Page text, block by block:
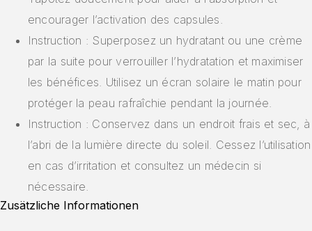
encourager l’activation des capsules.
Instruction : Superposez un hydratant ou une crème
par la suite pour verrouiller l’hydratation et maximiser
les bénéfices. Utilisez un écran solaire le matin pour
protéger la peau rafraîchie pendant la journée.
Instruction : Conservez dans un endroit frais et sec, à
l’abri de la lumière directe du soleil. Cessez l’utilisation
en cas d’irritation et consultez un médecin si
nécessaire.
Zusätzliche Informationen